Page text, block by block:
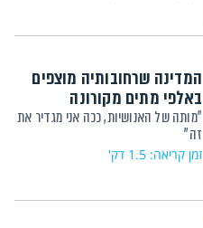
המדינה שרחובותיה מוצפים
באלפי מתים מקורונה
"מותה של האנושיות, ככה אני מגדיר את
זה"
זמן קריאה: 1.5 דק'